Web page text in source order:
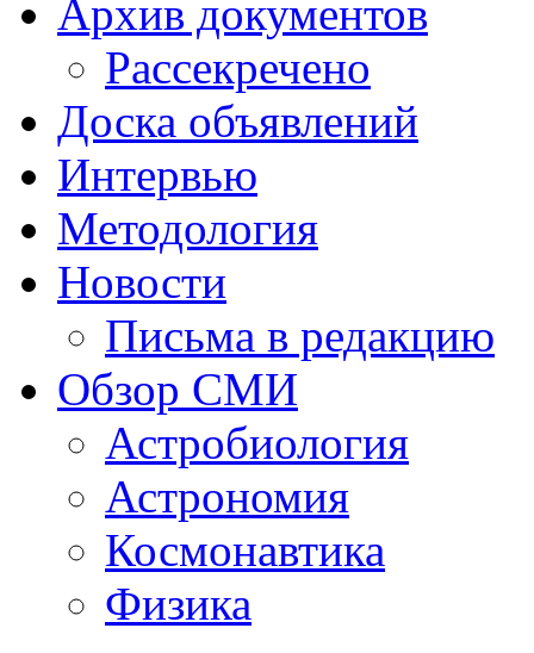
Архив документов
Рассекречено
Доска объявлений
Интервью
Методология
Новости
Письма в редакцию
Обзор СМИ
Астробиология
Астрономия
Космонавтика
Физика